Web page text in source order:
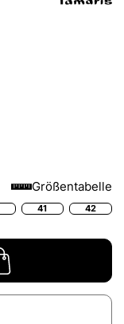
Größentabelle
41 42